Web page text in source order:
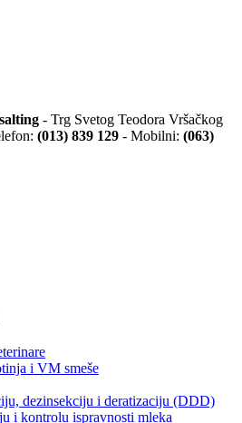
- Trg Svetog Teodora Vršačkog
(013) 839 129 - Mobilni: (063)
i VM smeše
dezinsekciju i deratizaciju (DDD)
i kontrolu ispravnosti mleka